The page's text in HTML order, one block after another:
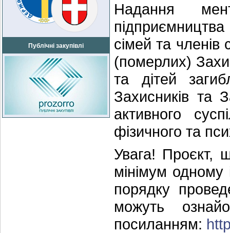
Публічні закупівлі
Надання
підприємництва
сімей та членів
(померлих)
та дітей
Захисників та
активного
фізичного та
Увага! Проєкт,
мінімум одному
порядку
можуть
посиланням: